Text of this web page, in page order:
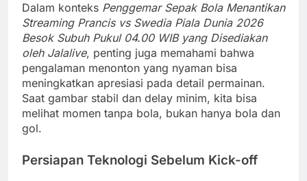
Dalam konteks Penggemar Sepak Bola Menantikan
Streaming Prancis vs Swedia Piala Dunia 2026
Besok Subuh Pukul 04.00 WIB yang Disediakan
oleh Jalalive, penting juga memahami bahwa
pengalaman menonton yang nyaman bisa
meningkatkan apresiasi pada detail permainan.
Saat gambar stabil dan delay minim, kita bisa
melihat momen tanpa bola, bukan hanya bola dan
gol.
Persiapan Teknologi Sebelum Kick-off